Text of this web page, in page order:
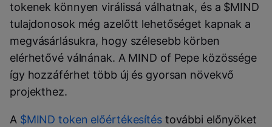
tokenek könnyen virálissá válhatnak, és a $MIND
tulajdonosok még azelőtt lehetőséget kapnak a
megvásárlásukra, hogy szélesebb körben
elérhetővé válnának. A MIND of Pepe közössége
így hozzáférhet több új és gyorsan növekvő
projekthez.
A $MIND token előértékesítéstovábbi előnyöket